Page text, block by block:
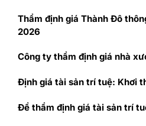
Thẩm định giá Thành Đô
2026
Công ty thẩm định giá nhà
Định giá tài sản trí tuệ: Khơi
Để thẩm định giá tài sản trí